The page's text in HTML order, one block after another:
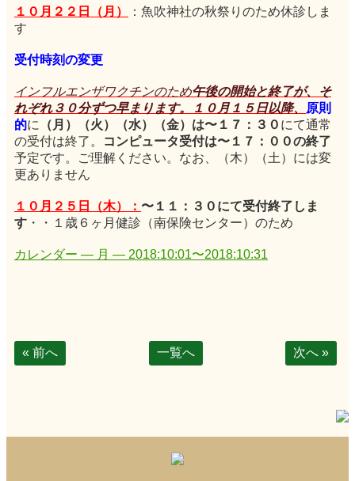
１０月２２日（月）
：魚吹神社の秋祭りのため休診しま
す
受付時刻の変更
インフルエンザワクチンのため午後の開始と終了が、そ
れぞれ３０分ずつ早まります。１０月１５日以降、
原則
的に （月）（火）（水）（金）は〜１７：３０ にて通常
の受付は終了。
コンピュータ受付は〜１７：００の終了
予定です。ご理解ください。なお、（木）（土）には変
更ありません
１０月２５日（木）： 〜１１：３０にて受付終了しま
す ・・１歳６ヶ月健診（南保険センター）のため
カレンダー — 月 — 2018:10:01〜2018:10:31
« 前へ 一覧へ 次へ »